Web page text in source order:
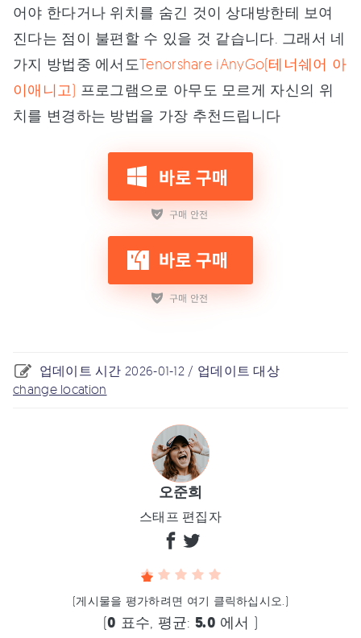
어야 한다거나 위치를 숨긴 것이 상대방한테 보여
진다는 점이 불편할 수 있을 것 같습니다. 그래서 네
가지 방법중 에서도Tenorshare iAnyGo(테너쉐어 아
이애니고) 프로그램으로 아무도 모르게 자신의 위
치를 변경하는 방법을 가장 추천드립니다
업데이트 시간 2026-01-12 / 업데이트 대상
change location
오준희
스태프 편집자
(게시물을 평가하려면 여기 클릭하십시오.)
(0 표수, 평균: 5.0 에서 )